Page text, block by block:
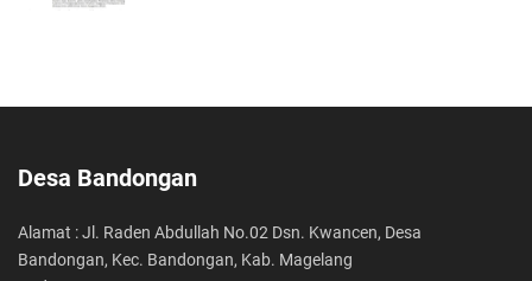
Desa Bandongan
Alamat : Jl. Raden Abdullah No.02 Dsn. Kwancen, Desa
Bandongan, Kec. Bandongan, Kab. Magelang